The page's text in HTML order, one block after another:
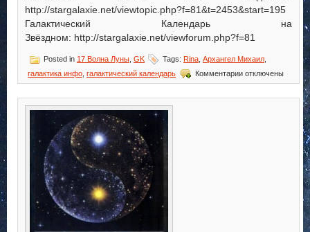
http://stargalaxie.net/viewtopic.php?f=81&t=2453&start=195
Галактический Календарь на
Звёздном: http://stargalaxie.net/viewforum.php?f=81
Posted in 17 Волна Луны GK Tags: Rina Архангел Михаил
галактика инфо галактический календарь Комментариик
записи
отключены